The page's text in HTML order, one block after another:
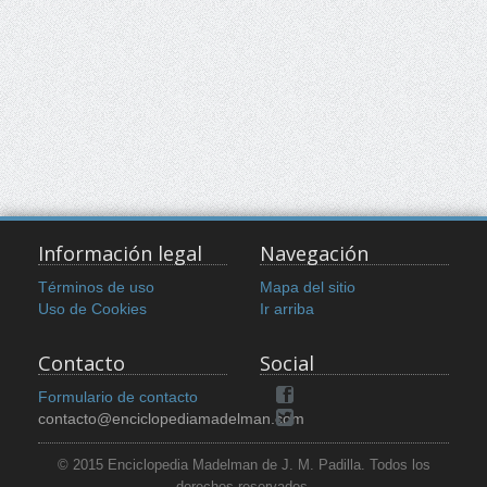
Información legal
Términos de uso
Uso de Cookies
Navegación
Mapa del sitio
Ir arriba
Contacto
Formulario de contacto
contacto@enciclopediamadelman.com
Social
© 2015 Enciclopedia Madelman de J. M. Padilla. Todos los